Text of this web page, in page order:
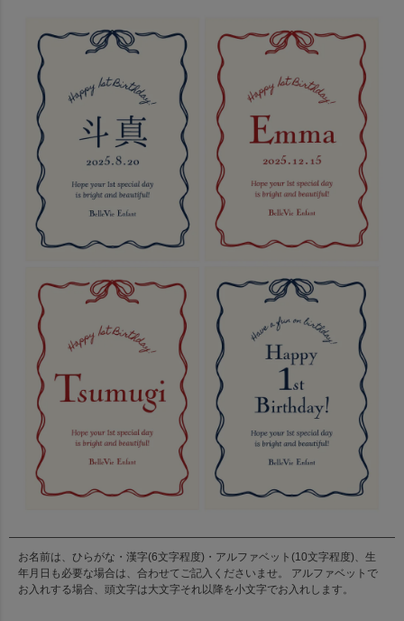
お名前は、ひらがな・漢字(6文字程度)・アルファベット(10文字程度)、生
年月日も必要な場合は、合わせてご記入くださいませ。 アルファベットで
お入れする場合、頭文字は大文字それ以降を小文字でお入れします。